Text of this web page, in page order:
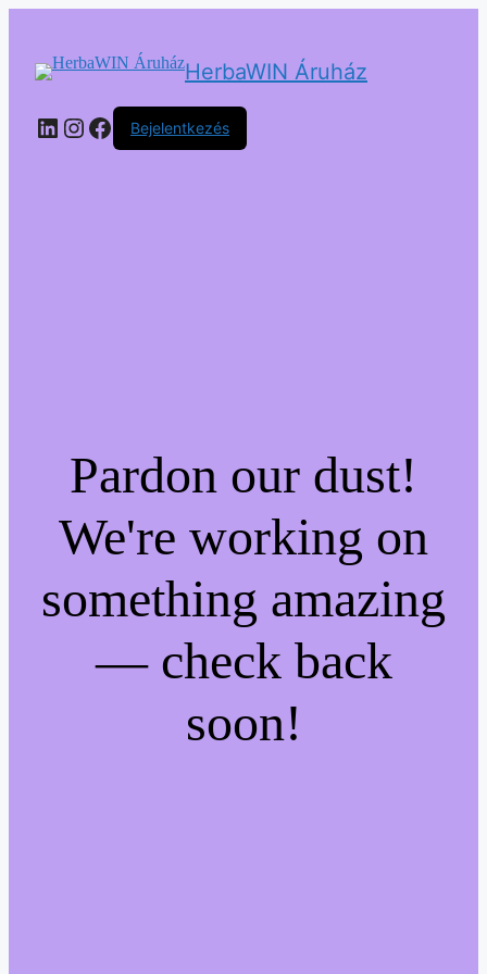
HerbaWIN Áruház
LinkedIn
Instagram
Facebook
Bejelentkezés
Pardon our dust!
We're working on
something amazing
— check back
soon!